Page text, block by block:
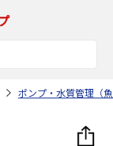
ポンプ・水質管理（